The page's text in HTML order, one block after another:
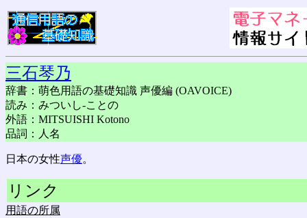
三石琴乃
辞書：萌色用語の基礎知識 声優編 (OAVOICE)
読み：みついし-ことの
外語：MITSUISHI Kotono
品詞：人名
日本の女性声優。
リンク
用語の所属